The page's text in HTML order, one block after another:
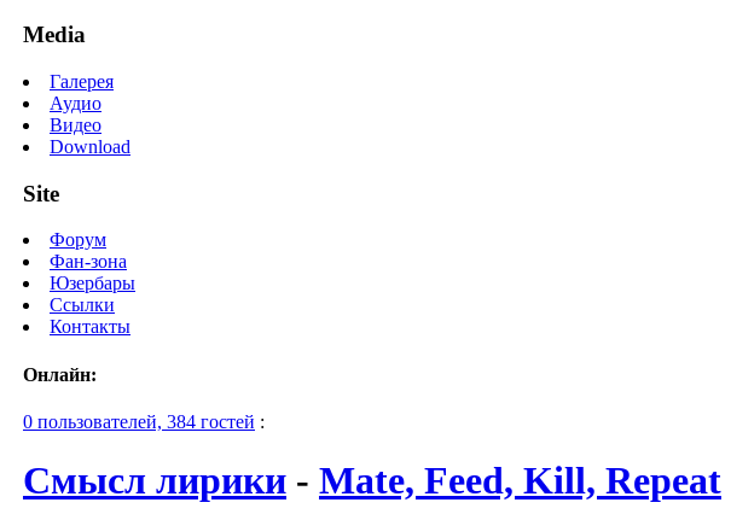
Media
Галерея
Аудио
Видео
Download
Site
Форум
Фан-зона
Юзербары
Ссылки
Контакты
Онлайн:
0 пользователей, 384 гостей :
Смысл лирики - Mate, Feed, Kill, Repeat